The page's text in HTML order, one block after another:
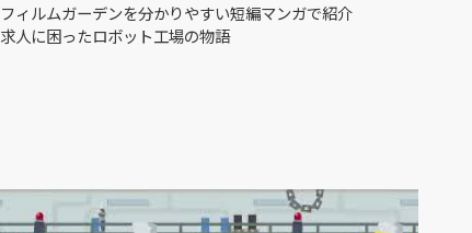
フィルムガーデンを分かりやすい短編マンガで紹介
求人に困ったロボット工場の物語